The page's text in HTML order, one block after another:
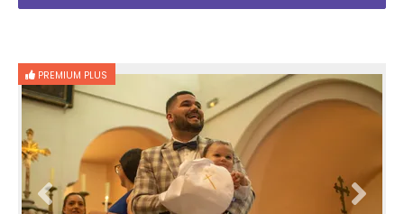
PREMIUM PLUS